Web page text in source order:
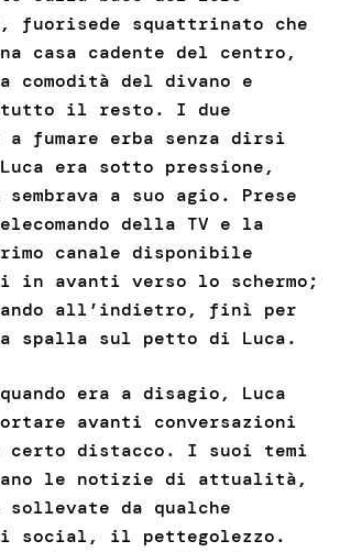
fuorisede squattrinato che
casa cadente del centro,
comodità del divano e
tutto il resto. I due
a fumare erba senza dirsi
era sotto pressione,
sembrava a suo agio. Prese
della TV e la
canale disponibile
in avanti verso lo schermo;
all’indietro, finì per
spalla sul petto di Luca.
quando era a disagio, Luca
avanti conversazioni
certo distacco. I suoi temi
le notizie di attualità,
da qualche
social, il pettegolezzo.